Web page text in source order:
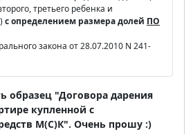
третьего ребенка и
с определением размера долей ПО
закона от 28.07.2010 N 241-
образец "Договора дарения
купленной с
М(С)К". Очень прошу :)